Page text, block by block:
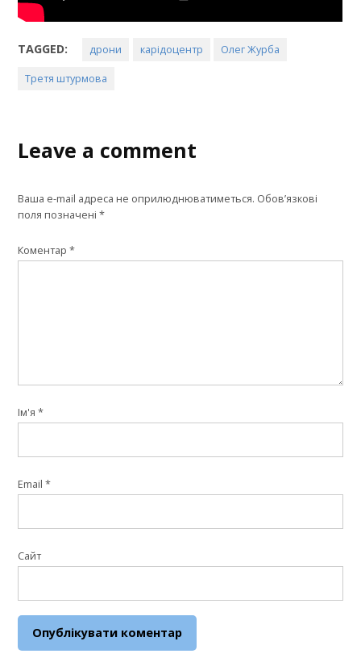
TAGGED: дрони карідоцентр Олег Журба
Третя штурмова
Leave a comment
Ваша e-mail адреса не оприлюднюватиметься. Обов’язкові
поля позначені*
Коментар*
Ім'я*
Email*
Сайт